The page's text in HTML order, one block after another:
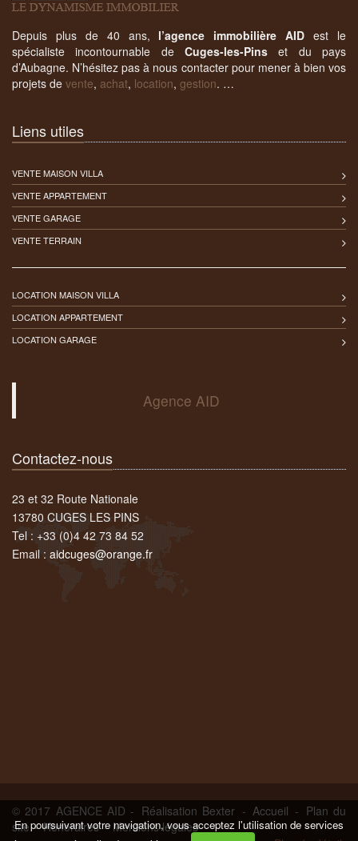
Depuis plus de 40 ans, l’agence immobilière AID est le
spécialiste incontournable de Cuges-les-Pins et du pays
d’Aubagne. N’hésitez pas à nous contacter pour mener à bien vos
projets de vente, achat, location, gestion. …
Liens utiles
VENTE MAISON VILLA
VENTE APPARTEMENT
VENTE GARAGE
VENTE TERRAIN
LOCATION MAISON VILLA
LOCATION APPARTEMENT
LOCATION GARAGE
Agence AID
Contactez-nous
23 et 32 Route Nationale
13780 CUGES LES PINS
Tel : +33 (0)4 42 73 84 52
Email : aidcuges@orange.fr
© 2017 AGENCE AID - Réalisation Bexter - Accueil - Plan du
site-Honoraires- Mentions légales
En poursuivant votre navigation, vous acceptez l'utilisation de services